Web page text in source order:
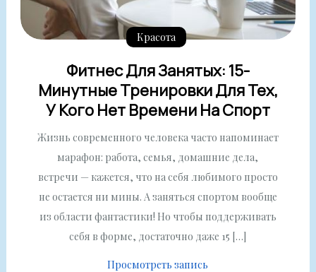
Красота
Фитнес Для Занятых: 15-
Минутные Тренировки Для Тех,
У Кого Нет Времени На Спорт
Жизнь современного человека часто напоминает
марафон: работа, семья, домашние дела,
встречи — кажется, что на себя любимого просто
не остается ни мины. А заняться спортом вообще
из области фантастики! Но чтобы поддерживать
себя в форме, достаточно даже 15 […]
Просмотреть запись